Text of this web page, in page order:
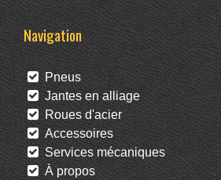
Navigation
Pneus
Jantes en alliage
Roues d'acier
Accessoires
Services mécaniques
À propos